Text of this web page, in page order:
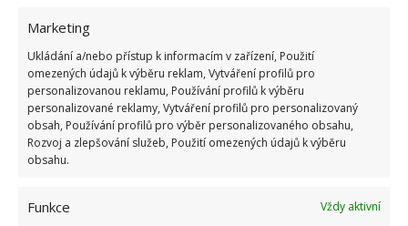
Marketing
Ukládání a/nebo přístup k informacím v zařízení, Použití
omezených údajů k výběru reklam, Vytváření profilů pro
personalizovanou reklamu, Používání profilů k výběru
personalizované reklamy, Vytváření profilů pro personalizovaný
obsah, Používání profilů pro výběr personalizovaného obsahu,
Rozvoj a zlepšování služeb, Použití omezených údajů k výběru
obsahu.
Funkce
Vždy aktivní
nejen v boji s nepříjemnými skvrnami,
se zápachem . Postačí nám k tomu 2 citrony, které
nakrájíme na silné plátky. Umístíme je na dno hrnce
a nalijeme vodu tak, aby citrony byly ponořeny.
Hrnec s citrony a vodou následně přivedeme k varu
a necháme vařit zhruba 5 minut. Poté hrnec otřeme